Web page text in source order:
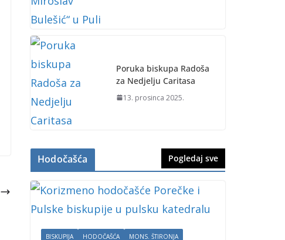
Poruka biskupa Radoša
za Nedjelju Caritasa
13. prosinca 2025.
Hodočašća Pogledaj sve
BISKUPIJA HODOČAŠĆA
MONS. ŠTIRONJA